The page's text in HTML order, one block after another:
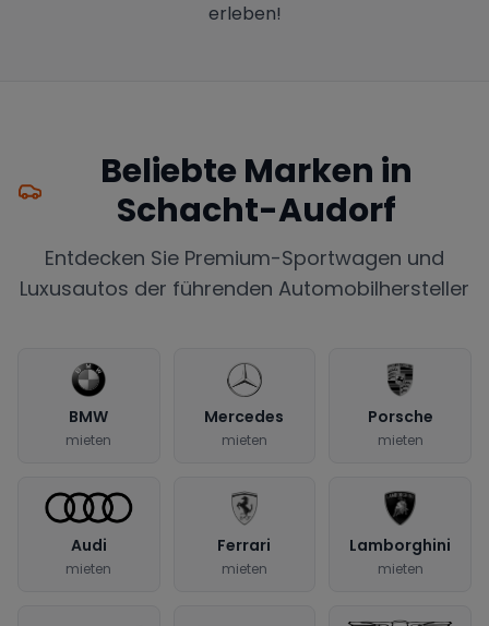
erleben!
Beliebte Marken in
Schacht-Audorf
Entdecken Sie Premium-Sportwagen und
Luxusautos der führenden Automobilhersteller
BMW
mieten
Mercedes
mieten
Porsche
mieten
Audi
mieten
Ferrari
mieten
Lamborghini
mieten